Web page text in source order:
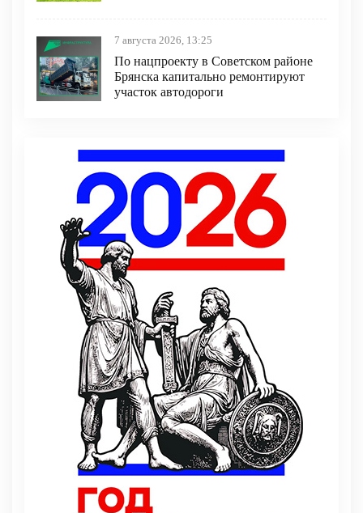
7 августа 2026, 13:25
По нацпроекту в Советском районе
Брянска капитально ремонтируют
участок автодороги